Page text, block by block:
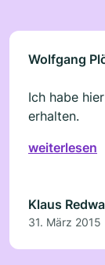
Wolfgang
Ich habe
erhalten.
weiterlesen
Klaus
31. März 2015